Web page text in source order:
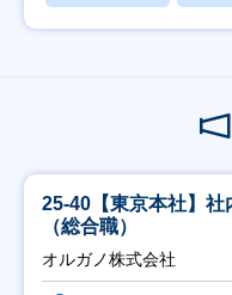
25-40【東京本社】社
（総合職）
オルガノ株式会社